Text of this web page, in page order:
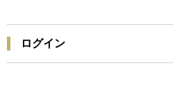
ログイン